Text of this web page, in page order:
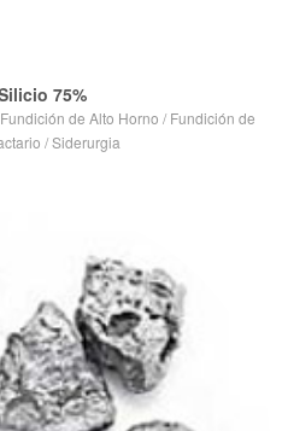
POST
75%
Fundición de Alto Horno /Fundición de
/Siderurgia